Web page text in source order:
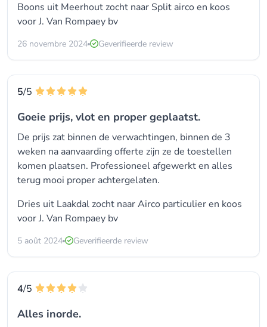
Boons uit Meerhout zocht naar Split airco en koos
voorJ. Van Rompaey bv
26 novembre 2024 Geverifieerde review
5/5
Goeie prijs, vlot en proper geplaatst.
De prijs zat binnen de verwachtingen, binnen de 3
weken na aanvaarding offerte zijn ze de toestellen
komen plaatsen. Professioneel afgewerkt en alles
terug mooi proper achtergelaten.
Dries uit Laakdal zocht naarAirco particulieren koos
voorJ. Van Rompaey bv
5 août 2024 Geverifieerde review
4/5
Alles inorde.